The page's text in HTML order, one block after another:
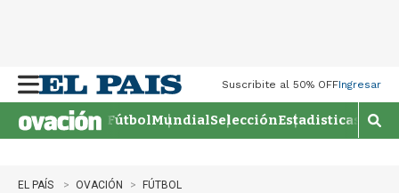
M
e
n
u
Suscribite al 50% OFFIngresar
FútbolMundialSelecciónEstadisticas
M
o
EL PAÍS OVACIÓN FÚTBOL